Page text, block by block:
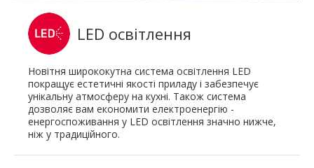
LED освітлення
Новітня ширококутна система освітлення LED
покращує естетичні якості приладу і забезпечує
унікальну атмосферу на кухні. Також система
дозволяє вам економити електроенергію -
енергоспоживання у LED освітлення значно нижче,
ніж у традиційного.